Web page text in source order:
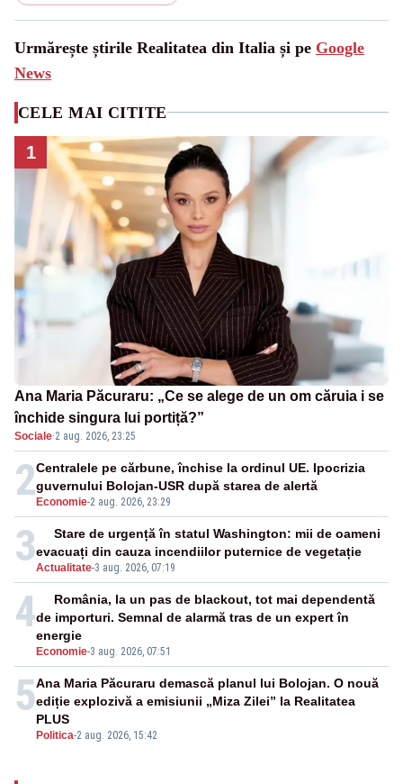
Urmărește știrile Realitatea din Italia și pe Google
News
CELE MAI CITITE
1
Ana Maria Păcuraru: „Ce se alege de un om căruia i se
închide singura lui portiță?”
Sociale·2 aug. 2026, 23:25
2 Economie-2 aug. 2026, 23:29
Centralele pe cărbune, închise la ordinul UE. Ipocrizia
guvernului Bolojan-USR după starea de alertă
3Actualitate-3 aug. 2026, 07:19
Stare de urgență în statul Washington: mii de oameni
evacuați din cauza incendiilor puternice de vegetație
4
Economie-3 aug. 2026, 07:51
România, la un pas de blackout, tot mai dependentă
de importuri. Semnal de alarmă tras de un expert în
energie
5
Politica-2 aug. 2026, 15:42
Ana Maria Păcuraru demască planul lui Bolojan. O nouă
ediție explozivă a emisiunii „Miza Zilei” la Realitatea
PLUS